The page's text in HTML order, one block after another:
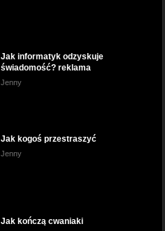
Jak informatyk odzyskuje
świadomość? reklama
Jenny
Jak kogoś przestraszyć
Jenny
Jak kończą cwaniaki